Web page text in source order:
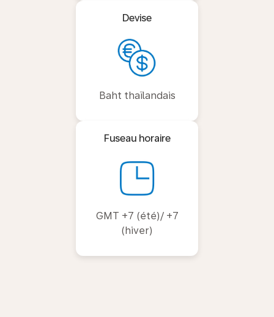
Devise
Baht thaïlandais
Fuseau horaire
GMT +7 (été)/ +7
(hiver)